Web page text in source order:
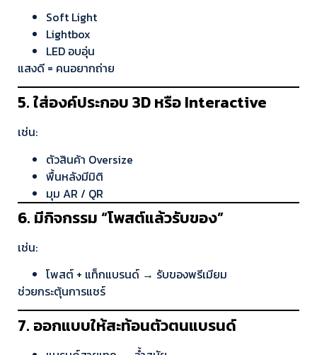
Soft Light
Lightbox
LED อบอุ่น
แสงดี = คนอยากถ่าย
5. ใส่องค์ประกอบ 3D หรือ Interactive
เช่น:
ตัวสินค้า Oversize
พื้นหลังมีมิติ
มุม AR / QR
6. มีกิจกรรม “โพสต์แล้วรับของ”
เช่น:
โพสต์ + แท็กแบรนด์ → รับของพรีเมียม
ช่วยกระตุ้นการแชร์
7. ออกแบบให้สะท้อนตัวตนแบรนด์